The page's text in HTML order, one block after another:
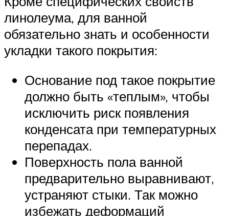
линолеума, для ванной
обязательно знать и особенности
укладки такого покрытия:
Основание под такое покрытие
должно быть «теплым», чтобы
исключить риск появления
конденсата при температурных
перепадах.
Поверхность пола ванной
предварительно выравнивают,
устраняют стыки. Так можно
избежать деформаций